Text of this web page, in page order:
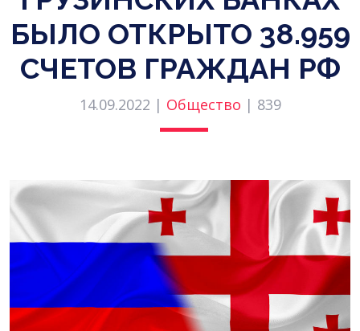
БЫЛО ОТКРЫТО 38.959
СЧЕТОВ ГРАЖДАН РФ
14.09.2022 | Общество | 839